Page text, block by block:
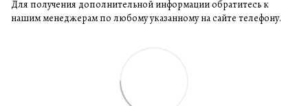
Для получения дополнительной информации обратитесь к
нашим менеджерам по любому указанному на сайте телефону.